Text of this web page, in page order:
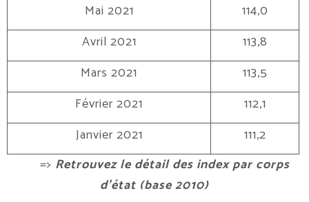
Mai 2021
114,0
Avril 2021
113,8
Mars 2021
113,5
Février 2021
112,1
Janvier 2021
111,2
=> Retrouvez le détail des index par corps
d’état (base 2010)